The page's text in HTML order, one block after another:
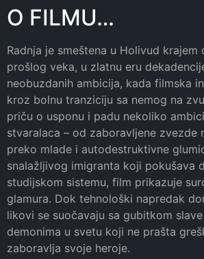
O FILMU…
Radnja je smeštena u Holivud krajem
prošlog veka, u zlatnu eru
neobuzdanih ambicija, kada filmska
kroz bolnu tranziciju sa nemog na
priču o usponu i padu nekoliko
stvaralaca – od zaboravljene zvezde
preko mlade i autodestruktivne
snalažljivog imigranta koji pokušava
studijskom sistemu, film prikazuje
glamura. Dok tehnološki napredak
likovi se suočavaju sa gubitkom
demonima u svetu koji ne prašta
zaboravlja svoje heroje.